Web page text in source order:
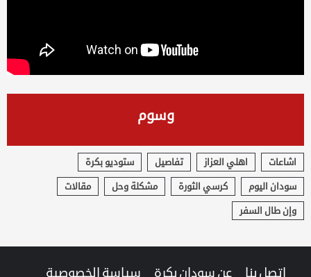
وسوم
اشاعات اهلي العزاز تفاصيل ستوديو بكرة
سودان اليوم كرسي الثورة مشكلة وحل مقالات
وإن طال السفر
اتصل بنا عن سودان بكرة سياسة الخصوصية